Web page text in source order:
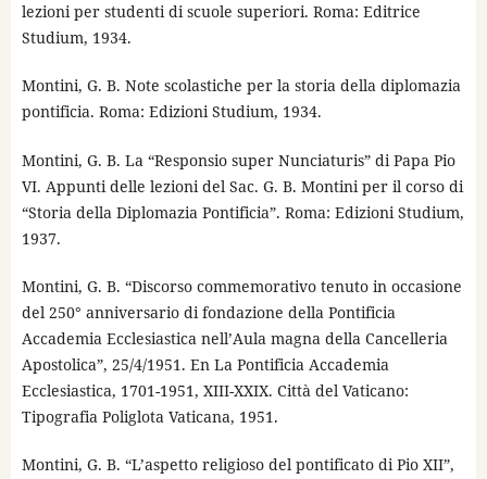
lezioni per studenti di scuole superiori. Roma: Editrice
Studium, 1934.
Montini, G. B. Note scolastiche per la storia della diplomazia
pontificia. Roma: Edizioni Studium, 1934.
Montini, G. B. La “Responsio super Nunciaturis” di Papa Pio
VI. Appunti delle lezioni del Sac. G. B. Montini per il corso di
“Storia della Diplomazia Pontificia”. Roma: Edizioni Studium,
1937.
Montini, G. B. “Discorso commemorativo tenuto in occasione
del 250° anniversario di fondazione della Pontificia
Accademia Ecclesiastica nell’Aula magna della Cancelleria
Apostolica”, 25/4/1951. En La Pontificia Accademia
Ecclesiastica, 1701-1951, XIII-XXIX. Città del Vaticano:
Tipografia Poliglota Vaticana, 1951.
Montini, G. B. “L’aspetto religioso del pontificato di Pio XII”,